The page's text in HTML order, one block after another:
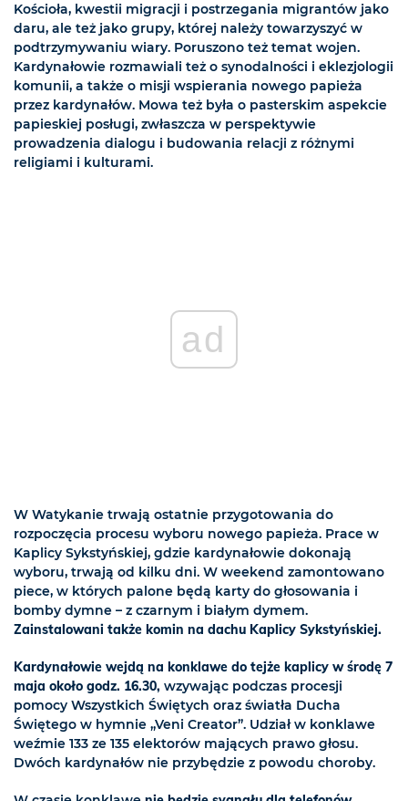
Kościoła, kwestii migracji i postrzegania migrantów jako
daru, ale też jako grupy, której należy towarzyszyć w
podtrzymywaniu wiary. Poruszono też temat wojen.
Kardynałowie rozmawiali też o synodalności i eklezjologii
komunii, a także o misji wspierania nowego papieża
przez kardynałów. Mowa też była o pasterskim aspekcie
papieskiej posługi, zwłaszcza w perspektywie
prowadzenia dialogu i budowania relacji z różnymi
religiami i kulturami.
ad
W Watykanie trwają ostatnie przygotowania do
rozpoczęcia procesu wyboru nowego papieża. Prace w
Kaplicy Sykstyńskiej, gdzie kardynałowie dokonają
wyboru, trwają od kilku dni. W weekend zamontowano
piece, w których palone będą karty do głosowania i
bomby dymne – z czarnym i białym dymem.
Zainstalowani także komin na dachu Kaplicy Sykstyńskiej.
Kardynałowie wejdą na konklawe do tejże kaplicy w środę 7
maja około godz. 16.30, wzywając podczas procesji
pomocy Wszystkich Świętych oraz światła Ducha
Świętego w hymnie „Veni Creator”. Udział w konklawe
weźmie 133 ze 135 elektorów mających prawo głosu.
Dwóch kardynałów nie przybędzie z powodu choroby.